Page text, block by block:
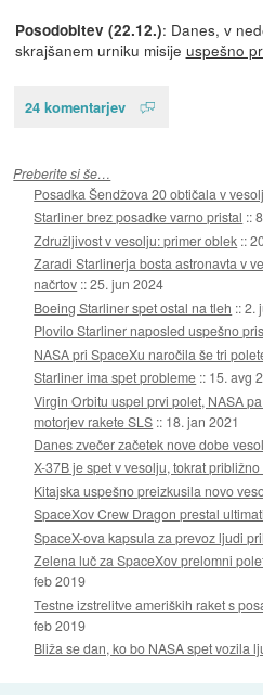
Posodobitev (22.12.): Danes, v
skrajšanem urniku misije uspešno
24 komentarjev
Preberite si še…
Posadka Šendžova 20 obtičala v
Starliner brez posadke varno pristal ::
Združljivost v vesolju: primer oblek ::
Zaradi Starlinerja bosta astronavta v
načrtov ::25. jun 2024
Boeing Starliner spet ostal na tleh ::2.
Plovilo Starliner naposled uspešno
NASA pri SpaceXu naročila še tri
Starliner ima spet probleme :: 15. avg
Virgin Orbitu uspel prvi polet, NASA
motorjev rakete SLS :: 18. jan 2021
Danes zvečer začetek nove dobe
X-37B je spet v vesolju, tokrat
Kitajska uspešno preizkusila novo
SpaceXov Crew Dragon prestal
SpaceX-ova kapsula za prevoz ljudi
Zelena luč za SpaceXov prelomni
feb 2019
Testne izstrelitve ameriških raket s
feb 2019
Bliža se dan, ko bo NASA spet vozila